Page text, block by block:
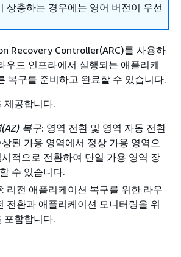
상충하는 경우에는 영어 버전이 우선
Recovery Controller(ARC)를 사용하
우드 인프라에서 실행되는 애플리케
복구를 준비하고 완료할 수 있습니다.
제공합니다.
복구: 영역 전환 및 영역 자동 전환
된 가용 영역에서 정상 가용 영역으
적으로 전환하여 단일 가용 영역 장
수 있습니다.
: 리전 애플리케이션 복구를 위한 라우
전환과 애플리케이션 모니터링을 위
포함합니다.